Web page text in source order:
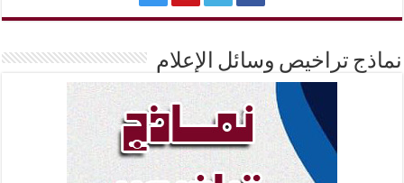
نماذج تراخيص وسائل الإعلام